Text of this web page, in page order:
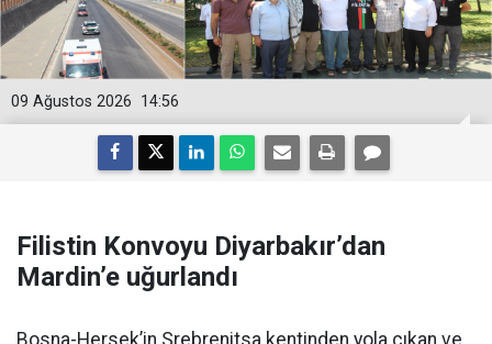
14:56
09 Ağustos 2026
Filistin Konvoyu Diyarbakır’dan
Mardin’e uğurlandı